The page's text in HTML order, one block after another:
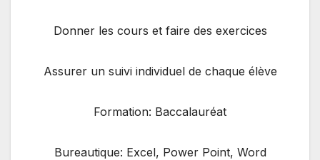
Donner les cours et faire des exercices
Assurer un suivi individuel de chaque élève
Formation: Baccalauréat
Bureautique: Excel, Power Point, Word